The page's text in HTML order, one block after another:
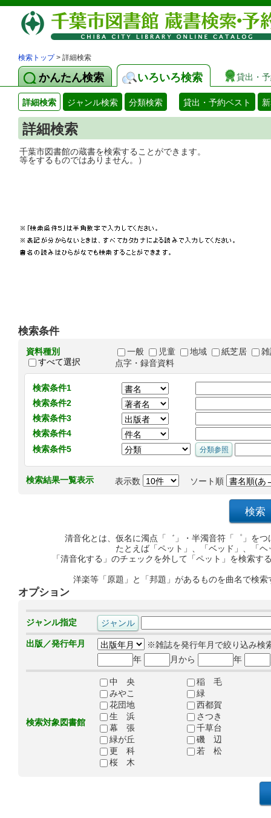
検索トップ> 詳細検索
かんたん検索 いろいろ検索 貸出・
詳細検索 ジャンル検索 分類検索 貸出・予約ベスト
詳細検索
千葉市図書館の蔵書を検索することがで
等をするものではありません。）
検索条件
資料種別
すべて選択
一般 児童 地域 紙芝居
点字・録音資料
検索条件1
検索条件2
検索条件3
検索条件4
検索条件5
検索結果一覧表示 表示数 ソート順
清音化とは、仮名に濁点「゛」・半濁音符「゜」を
たとえば「ペット」、「ベッド」、「
「清音化する」のチェックを外して「ペット」を検索
洋楽等「原題」と「邦題」があるものを曲名で検
オプション
ジャンル指定
出版／発行年月
※雑誌を発行年月で絞り込み検
年
月から 年
検索対象図書館
中 央
稲 毛
みやこ
緑
花団地
西都賀
生 浜
さつき
幕 張
千草台
緑が丘
磯 辺
更 科
若 松
桜 木